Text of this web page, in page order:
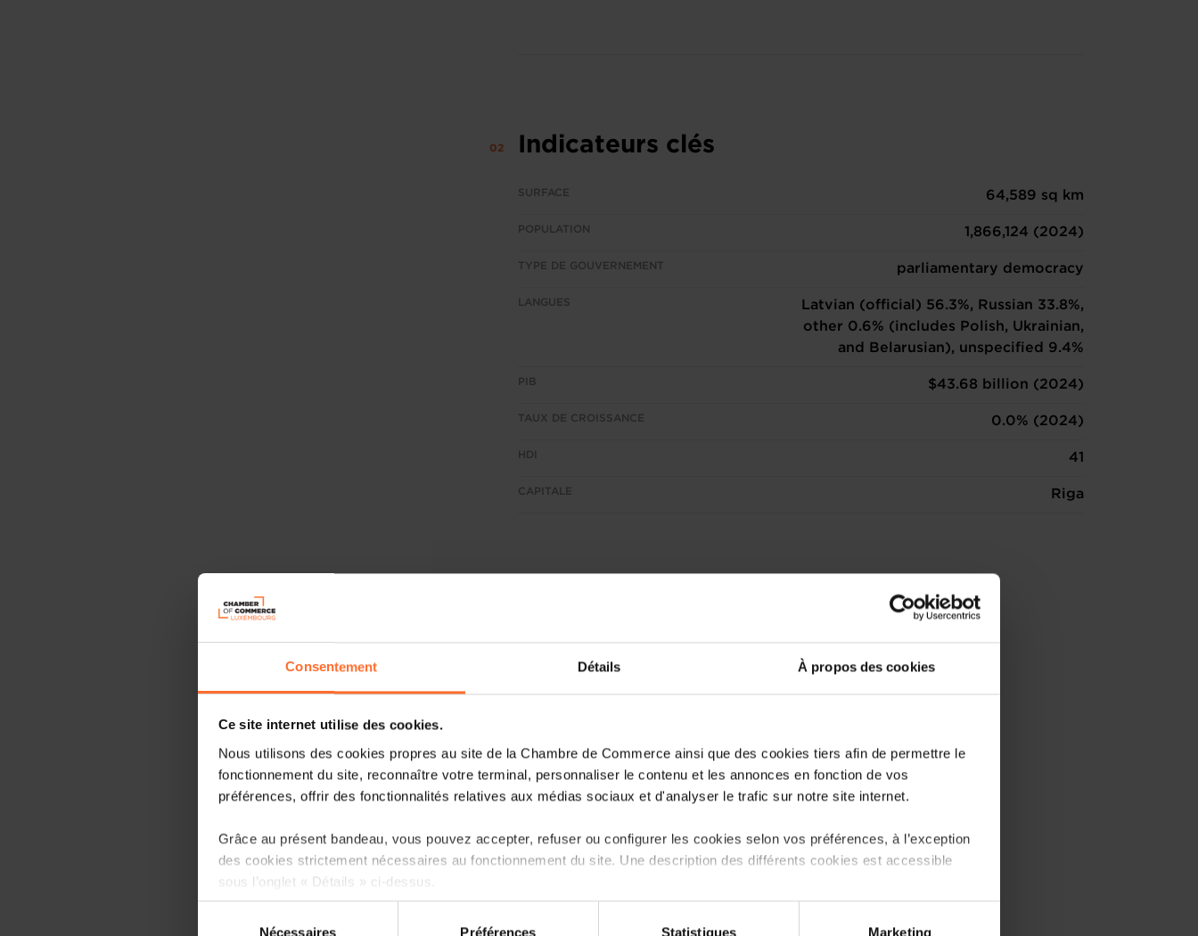
Consentement Détails À propos des cookies
Ce site internet utilise des cookies.
Nous utilisons des cookies propres au site de la Chambre de Commerce ainsi que des cookies tiers afin de permettre le
fonctionnement du site, reconnaître votre terminal, personnaliser le contenu et les annonces en fonction de vos
préférences, offrir des fonctionnalités relatives aux médias sociaux et d'analyser le trafic sur notre site internet.
Grâce au présent bandeau, vous pouvez accepter, refuser ou configurer les cookies selon vos préférences, à l’exception
des cookies strictement nécessaires au fonctionnement du site. Une description des différents cookies est accessible
sous l’onglet « Détails » ci-dessus.
Il est précisé que la navigation sur le site et certaines fonctionnalités (ex : lecture de vidéos, partage sur les réseaux
Nécessaires Préférences Statistiques Marketing
Indicateurs clés
SURFACE 64,589 sq km
POPULATION 1,866,124 (2024)
TYPE DE GOUVERNEMENT parliamentary democracy
LANGUES
Latvian (official) 56.3%, Russian 33.8%,
other 0.6% (includes Polish, Ukrainian,
and Belarusian), unspecified 9.4%
PIB $43.68 billion (2024)
TAUX DE CROISSANCE 0.0% (2024)
HDI 41
CAPITALE Riga